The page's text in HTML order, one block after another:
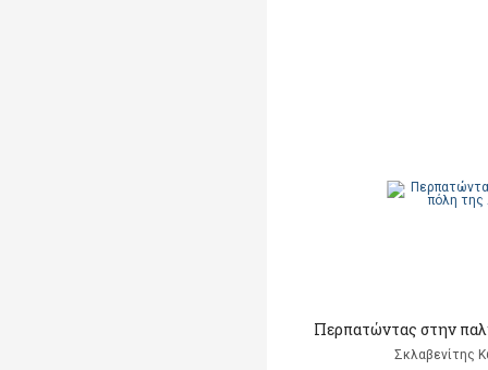
Περπατώντας στην
Σκλαβενίτης